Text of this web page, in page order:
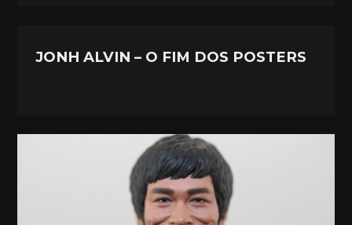
JONH ALVIN – O FIM DOS POSTERS